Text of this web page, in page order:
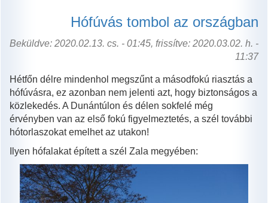
tél
első
napján
Hófúvás tombol az országban
Beküldve: 2020.02.13. cs. - 01:45, frissítve: 2020.03.02. h. -
11:37
Hétfőn délre mindenhol megszűnt a másodfokú riasztás a
hófúvásra, ez azonban nem jelenti azt, hogy biztonságos a
közlekedés. A Dunántúlon és délen sokfelé még
érvényben van az első fokú figyelmeztetés, a szél további
hótorlaszokat emelhet az utakon!
Ilyen hófalakat épített a szél Zala megyében: